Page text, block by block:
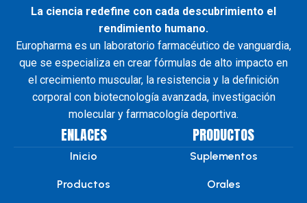
La ciencia redefine con cada descubrimiento el
rendimiento humano.
Europharma es un laboratorio farmacéutico de vanguardia,
que se especializa en crear fórmulas de alto impacto en
el crecimiento muscular, la resistencia y la definición
corporal con biotecnología avanzada, investigación
molecular y farmacología deportiva.
ENLACES
Inicio
Productos
PRODUCTOS
Suplementos
Orales